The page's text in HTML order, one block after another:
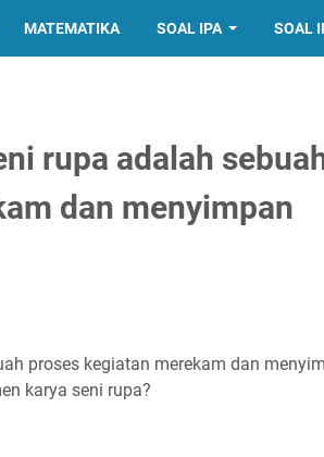
MATEMATIKA SOAL IPA SOAL
rupa adalah
dan menyimpan
proses kegiatan merekam dan
karya seni rupa?